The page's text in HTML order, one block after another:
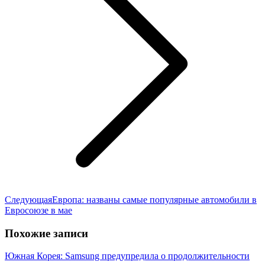
СледующаяСледующая
запись:
Европа: названы самые популярные автомобили в
Евросоюзе в мае
Похожие записи
Южная Корея: Samsung предупредила о продолжительности